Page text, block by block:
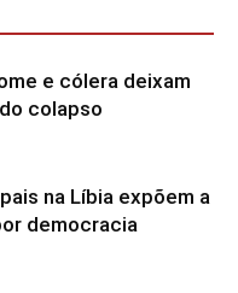
e cólera deixam
colapso
na Líbia expõem a
democracia